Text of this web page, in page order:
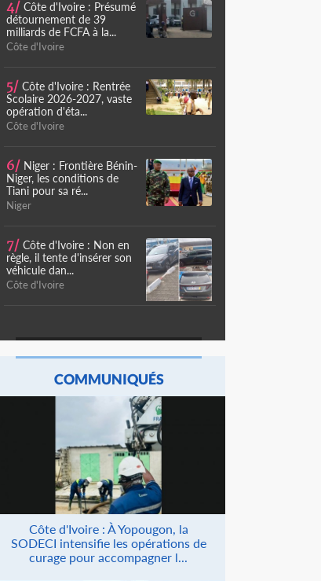
4/ Côte d'Ivoire : Présumé
détournement de 39
milliards de FCFA à la...
Côte d'Ivoire
5/ Côte d'Ivoire : Rentrée
Scolaire 2026-2027, vaste
opération d'éta...
Côte d'Ivoire
6/ Niger : Frontière Bénin-
Niger, les conditions de
Tiani pour sa ré...
Niger
7/ Côte d'Ivoire : Non en
règle, il tente d'insérer son
véhicule dan...
Côte d'Ivoire
COMMUNIQUÉS
Côte d'Ivoire : À Yopougon, la
SODECI intensifie les opérations de
curage pour accompagner l...